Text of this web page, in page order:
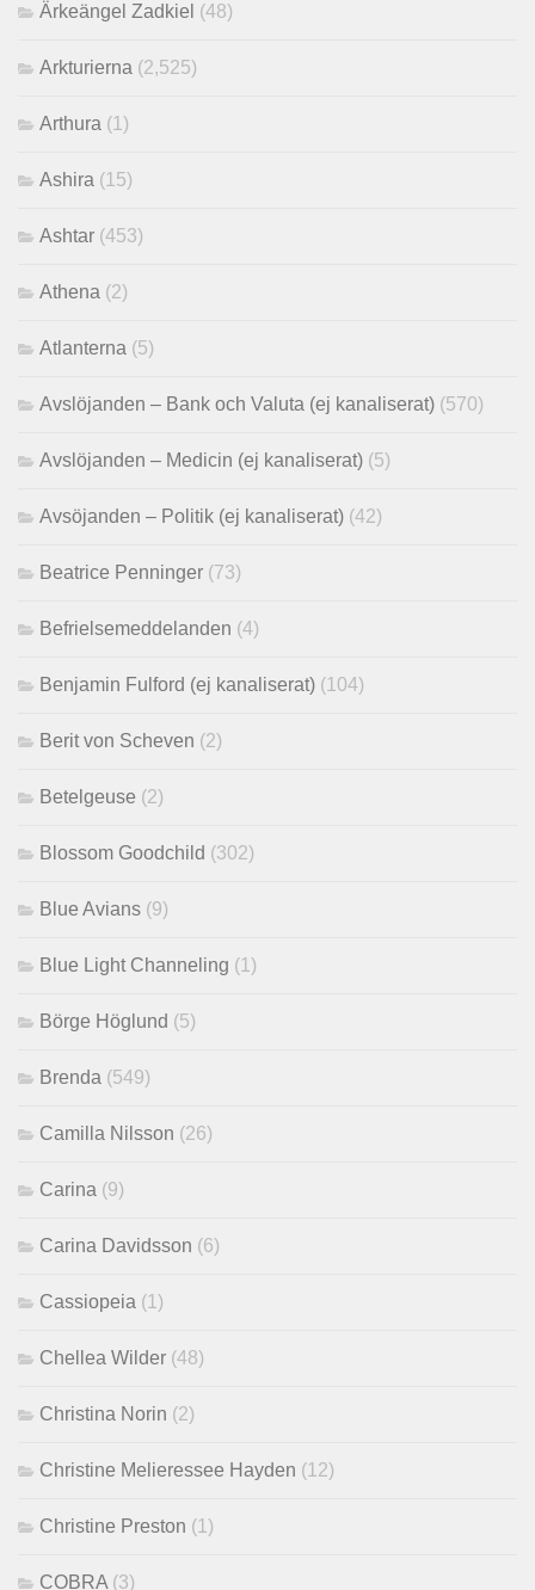
Ärkeängel Zadkiel (48)
Arkturierna (2,525)
Arthura (1)
Ashira (15)
Ashtar (453)
Athena (2)
Atlanterna (5)
Avslöjanden – Bank och Valuta (ej kanaliserat) (570)
Avslöjanden – Medicin (ej kanaliserat) (5)
Avsöjanden – Politik (ej kanaliserat) (42)
Beatrice Penninger (73)
Befrielsemeddelanden (4)
Benjamin Fulford (ej kanaliserat) (104)
Berit von Scheven (2)
Betelgeuse (2)
Blossom Goodchild (302)
Blue Avians (9)
Blue Light Channeling (1)
Börge Höglund (5)
Brenda (549)
Camilla Nilsson (26)
Carina (9)
Carina Davidsson (6)
Cassiopeia (1)
Chellea Wilder (48)
Christina Norin (2)
Christine Melieressee Hayden (12)
Christine Preston (1)
COBRA(3)